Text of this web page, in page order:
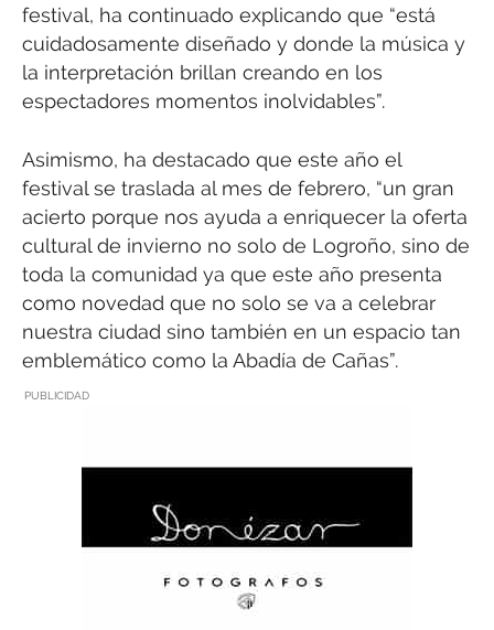
festival, ha continuado explicando que “está
cuidadosamente diseñado y donde la música y
la interpretación brillan creando en los
espectadores momentos inolvidables”.
Asimismo, ha destacado que este año el
festival se traslada al mes de febrero, “un gran
acierto porque nos ayuda a enriquecer la oferta
cultural de invierno no solo de Logroño, sino de
toda la comunidad ya que este año presenta
como novedad que no solo se va a celebrar
nuestra ciudad sino también en un espacio tan
emblemático como la Abadía de Cañas”.
PUBLICIDAD